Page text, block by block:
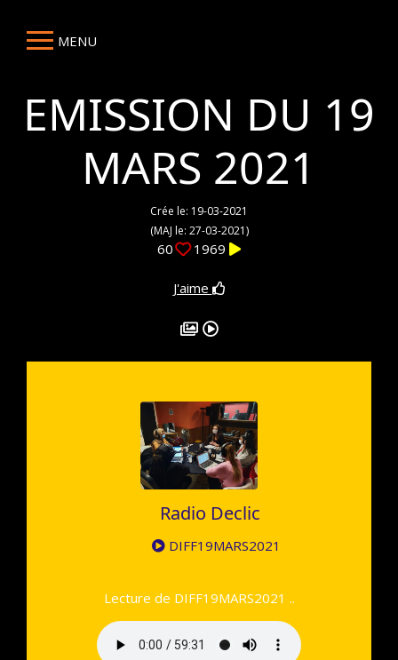
MENU
EMISSION DU 19
MARS 2021
Crée le: 19-03-2021
(MAJ le: 27-03-2021)
60 1969
J'aime
Radio Declic
DIFF19MARS2021
Lecture de DIFF19MARS2021 ..